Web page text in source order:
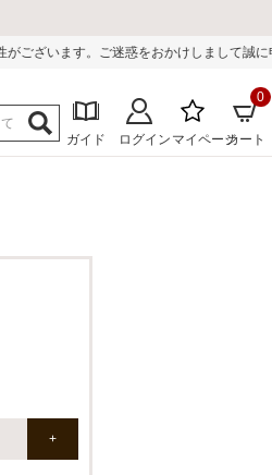
まして誠に申し訳ございません。
ガイド ログイン マイページカート
0